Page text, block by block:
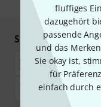
fluffiges
dazugehört
passende
und das
Sie okay ist,
für
einfach durch
Sicher einkaufen